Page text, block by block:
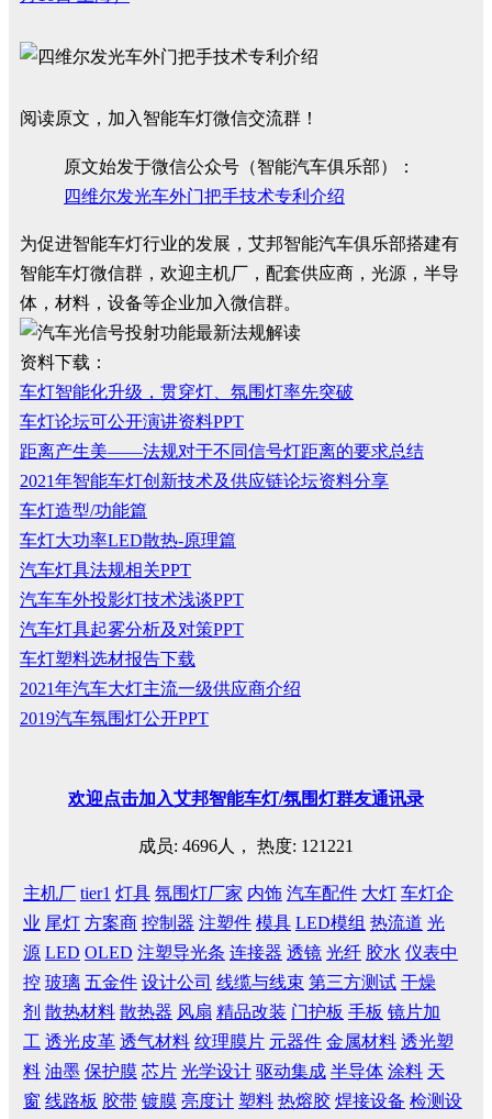
阅读原文，加入智能车灯微信交流群！
原文始发于微信公众号（智能汽车俱乐部）：
四维尔发光车外门把手技术专利介绍
为促进智能车灯行业的发展，艾邦智能汽车俱乐部搭建有
智能车灯微信群，欢迎主机厂，配套供应商，光源，半导
体，材料，设备等企业加入微信群。
资料下载：
车灯智能化升级，贯穿灯、氛围灯率先突破
车灯论坛可公开演讲资料PPT
距离产生美——法规对于不同信号灯距离的要求总结
2021年智能车灯创新技术及供应链论坛资料分享
车灯造型/功能篇
车灯大功率LED散热-原理篇
汽车灯具法规相关PPT
汽车车外投影灯技术浅谈PPT
汽车灯具起雾分析及对策PPT
车灯塑料选材报告下载
2021年汽车大灯主流一级供应商介绍
2019汽车氛围灯公开PPT
欢迎点击加入艾邦智能车灯/氛围灯群友通讯录
成员: 4696人， 热度: 121221
主机厂 tier1 灯具 氛围灯厂家 内饰 汽车配件 大灯 车灯企
业 尾灯 方案商 控制器 注塑件 模具 LED模组 热流道 光
源 LED OLED 注塑导光条 连接器 透镜 光纤 胶水 仪表中
控 玻璃 五金件 设计公司 线缆与线束 第三方测试 干燥
剂 散热材料 散热器 风扇 精品改装 门护板 手板 镜片加
工 透光皮革 透气材料 纹理膜片 元器件 金属材料 透光塑
料 油墨 保护膜 芯片 光学设计 驱动集成 半导体 涂料 天
窗 线路板 胶带 镀膜 亮度计 塑料 热熔胶 焊接设备 检测设